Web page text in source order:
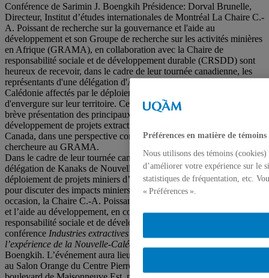
Conférence de Sarimin J. Boengkih Présidence: Dorval Brunelle,
Directeur, Institut d’études internationales de Montréal La Chaire C.-
A. Poissant de recherche sur la gouvernance et l'aide au
développement et son Groupe de recherche sur les activités minières
en Afrique (GRAMA), en collaboration avec la Chaire de
responsabilité sociale et de développement durable (CRSDD) sont
heureux de recevoir, dans le cadre de leur tournée canadienne, les
représentants d'une délégation d'Autochtones kanak de Nouvelle-
Calédonie affectés par le déploiement de deux projets miniers
d'envergure sur leur territoire. Cette conférence sera précédée d'une
brève présentation des principaux enjeux posés par le
développement de projets extractifs pour les Autochtones du
Canada, dans une perspective comparative, par Gisèle Belem,
chercheure au GRAMA.
Dans le cadre de leur tournée canadienne, les représentants d’une
délégation de Kanaks de Nouvelle-Calédonie affectés par le
déploiement de projets miniers d’envergure sont invités à l’UQAM
pour discuter des impacts miniers sur leur territoire. À cette
occasion, la Chaire C.-A. Poissant de recherche sur la gouvernance
et l’aide au développement, en collaboration avec la Chaire de
responsabilité sociale et de développement durable, organise la
conférence Industries extractives et droits des peuples autochtones :
l’expérience de la Nouvelle-Calédonie, prononcée
Boengkih. L’événement aura lieu le
au Salon Orange du Centre Pierre-Péladeau (4e étage, 300,
Préférences en matière de témoins
Nous utilisons des témoins
d’améliorer votre expérience sur le
statistiques de fréquentation, etc.
« Préférences ».